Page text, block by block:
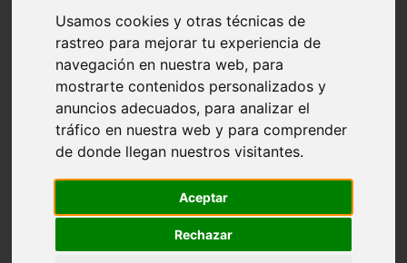
Usamos cookies y otras técnicas de
rastreo para mejorar tu experiencia de
navegación en nuestra web, para
mostrarte contenidos personalizados y
anuncios adecuados, para analizar el
tráfico en nuestra web y para comprender
de donde llegan nuestros visitantes.
Aceptar
Rechazar
comportamiento
protagonistas
reptiles
abandono
adopci n
ferias
higiene
snacks
acuario
iberzoo propet
comercios
viajar